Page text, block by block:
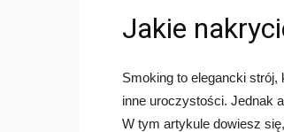
Jakie
Smoking to elegancki
inne uroczystości. Jednak
W tym artykule dowiesz